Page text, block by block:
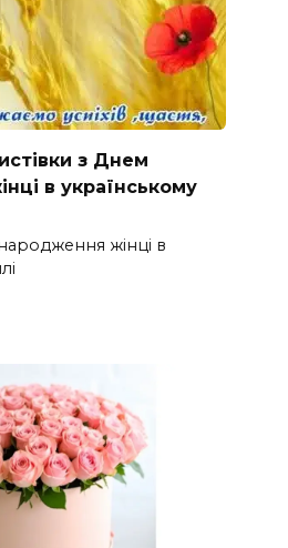
з Днем
в українському
жінці в